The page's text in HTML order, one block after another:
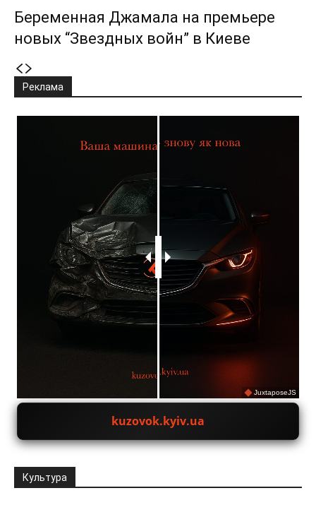
Беременная Джамала на премьере
новых “Звездных войн” в Киеве
Реклама
JuxtaposeJS
kuzovok.kyiv.ua
Культура